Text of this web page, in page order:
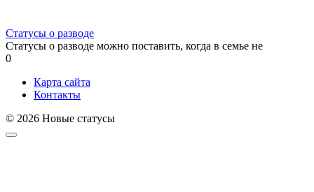
Статусы о разводе
Статусы о разводе можно поставить, когда в семье не
0
Карта сайта
Контакты
© 2026 Новые статусы